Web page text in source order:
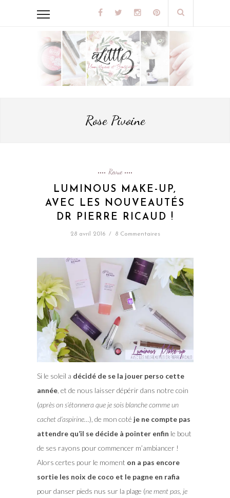
Rose Pivoine
Revue
LUMINOUS MAKE-UP,
AVEC LES NOUVEAUTÉS
DR PIERRE RICAUD !
28 avril 2016 / 8 Commentaires
Si le soleil a décidé de se la jouer perso cette
année, et de nous laisser dépérir dans notre coin
(après on s’étonnera que je sois blanche comme un
cachet d’aspirine…), de mon coté je ne compte pas
attendre qu’il se décide à pointer enfin le bout
de ses rayons pour commencer m’ambiancer !
Alors certes pour le moment on a pas encore
sortie les noix de coco et le pagne en rafia
pour danser pieds nus sur la plage (ne ment pas, je